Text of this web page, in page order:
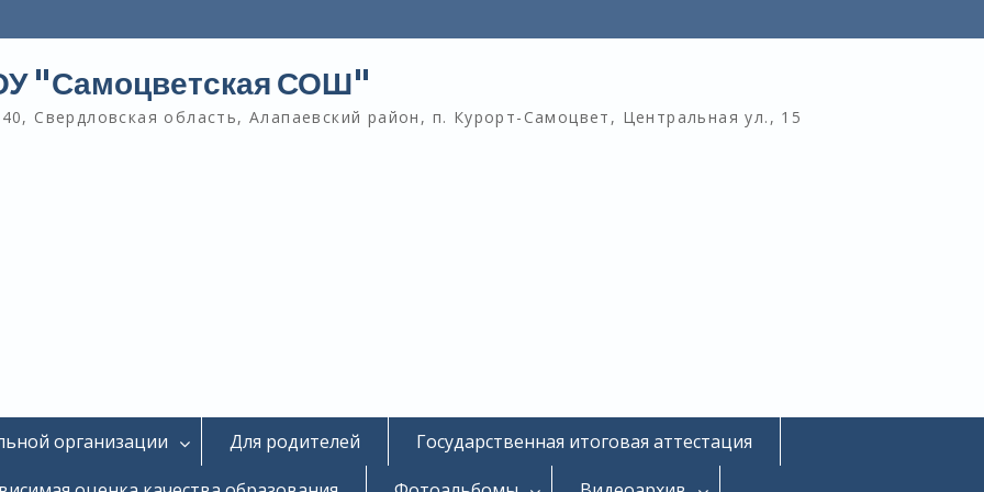
"Самоцветская СОШ"
Свердловская область, Алапаевский район, п. Курорт-Самоцвет, Центральная ул., 15
организации Для родителей
Государственная итоговая аттестация